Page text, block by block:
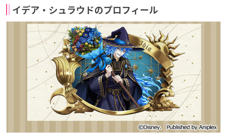
イデア・シュラウドのプロフィール